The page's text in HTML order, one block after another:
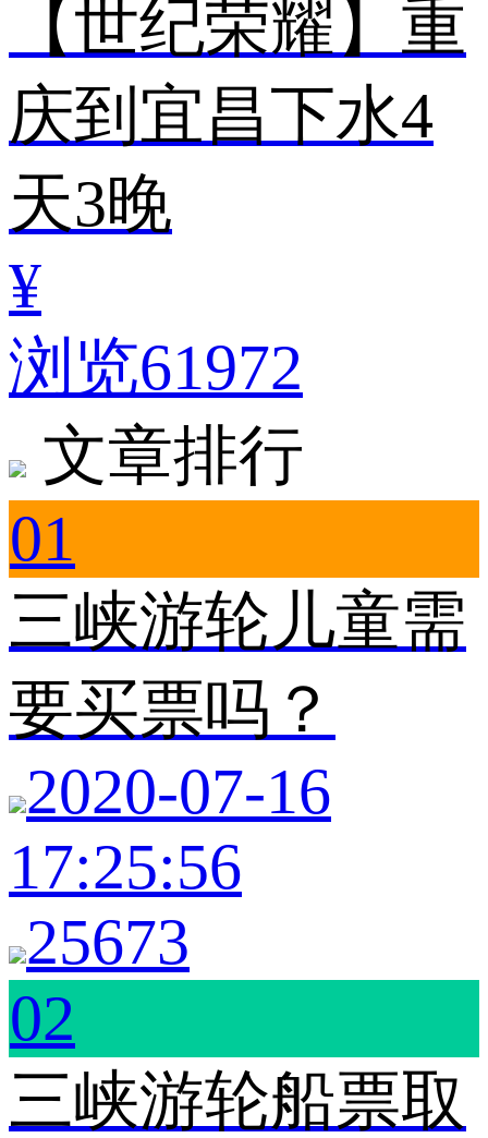
【世纪荣耀】重
庆到宜昌下水4
天3晚
¥
浏览61972
文章排行
01
三峡游轮儿童需
要买票吗？
2020-07-16
17:25:56
25673
02
三峡游轮船票取